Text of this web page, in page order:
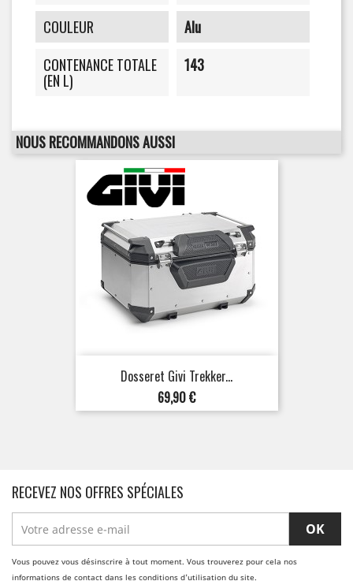
COULEUR
Alu
CONTENANCE TOTALE
(EN L)
143
NOUS RECOMMANDONS AUSSI
Dosseret Givi Trekker...
Prix
69,90 €
RECEVEZ NOS OFFRES SPÉCIALES
Vous pouvez vous désinscrire à tout moment. Vous trouverez pour cela nos
informations de contact dans les conditions d'utilisation du site.